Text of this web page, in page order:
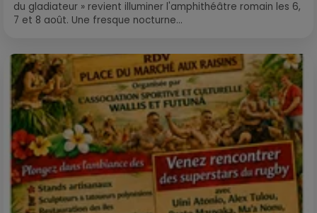
du gladiateur » revient illuminer l'amphithéâtre romain les 6,
7 et 8 août. Une fresque nocturne...